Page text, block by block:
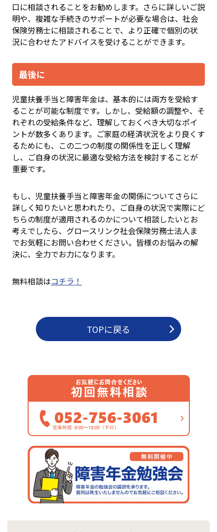
口に相談されることをお勧めします。さらに詳しいご説
明や、複雑な手続きのサポートが必要な場合は、社会
保険労務士に相談されることで、より正確で個別の状
況に合わせたアドバイスを受けることができます。
最後に
児童扶養手当と障害年金は、基本的には両方を受給す
ることが可能な制度です。しかし、受給額の調整や、そ
れぞれの受給条件など、理解しておくべき大切なポイ
ントが数多くあります。ご家庭の経済状況をより良くす
るためにも、この二つの制度の関係性を正しく理解
し、ご自身の状況に最適な受給方法を検討することが
重要です。
もし、児童扶養手当と障害年金の関係についてさらに
詳しく知りたいと思われたり、ご自身の状況で実際にど
ちらの制度が適用されるのかについて相談したいとお
考えでしたら、グロースリンク社会保険労務士法人ま
でお気軽にお問い合わせください。皆様のお悩みの解
決に、全力でお力になります。
無料相談はコチラ！
TOPに戻る